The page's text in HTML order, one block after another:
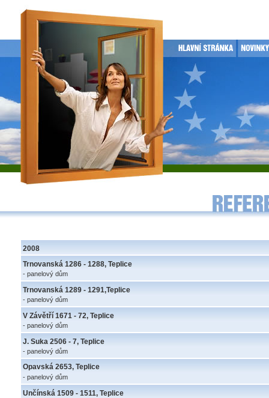
2008
Trnovanská 1286 - 1288, Teplice
- panelový dům
Trnovanská 1289 - 1291,Teplice
- panelový dům
V Závětří 1671 - 72, Teplice
- panelový dům
J. Suka 2506 - 7, Teplice
- panelový dům
Opavská 2653, Teplice
- panelový dům
Unčínská 1509 - 1511, Teplice